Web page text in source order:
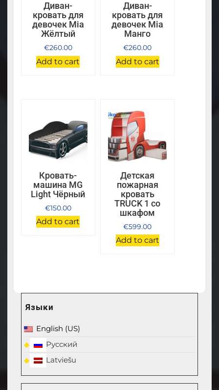
Диван-
кровать для
девочек Mia
Жёлтый
€260.00
Add to cart
Диван-
кровать для
девочек Mia
Манго
€260.00
Add to cart
Кровать-
машина MG
Light Чёрный
€150.00
Add to cart
Детская
пожарная
кровать
TRUCK 1 со
шкафом
€599.00
Add to cart
Языки
English (US)
Русский
Latviešu